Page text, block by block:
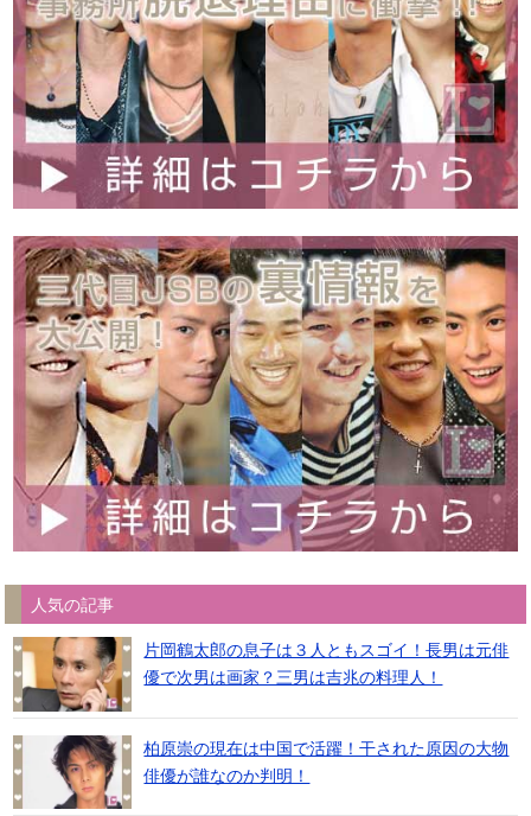
人気の記事
片岡鶴太郎の息子は３人ともスゴイ！長男は元俳
優で次男は画家？三男は吉兆の料理人！
柏原崇の現在は中国で活躍！干された原因の大物
俳優が誰なのか判明！